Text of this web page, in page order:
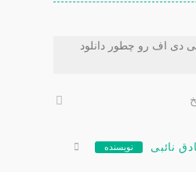
دی اف رو چطور دانلود
نائبی نویسنده